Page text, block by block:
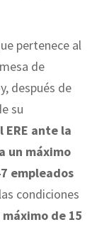
pertenece al
de
después de
su
ante la
un máximo
empleados
condiciones
de 15